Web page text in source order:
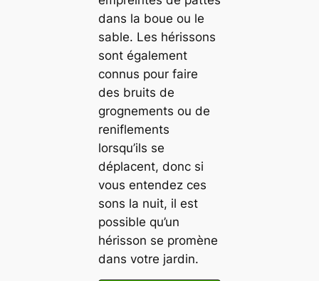
dans la boue ou le
sable. Les hérissons
sont également
connus pour faire
des bruits de
grognements ou de
reniflements
lorsqu’ils se
déplacent, donc si
vous entendez ces
sons la nuit, il est
possible qu’un
hérisson se promène
dans votre jardin.